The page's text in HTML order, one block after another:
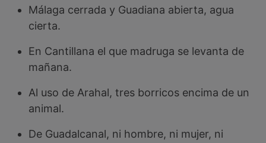
Málaga cerrada y Guadiana abierta, agua
cierta.
En Cantillana el que madruga se levanta de
mañana.
Al uso de Arahal, tres borricos encima de un
animal.
De Guadalcanal, ni hombre, ni mujer, ni